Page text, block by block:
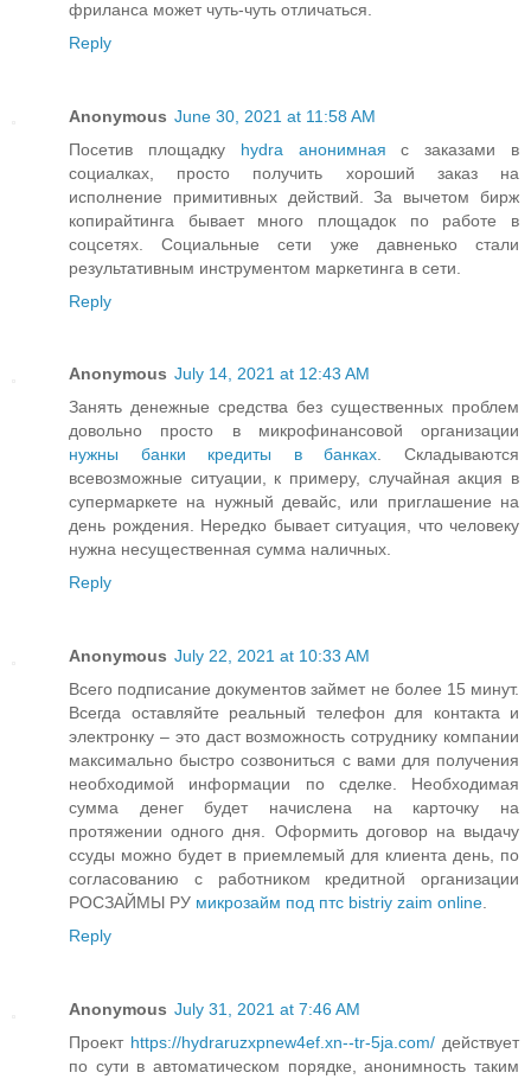
фриланса может чуть-чуть отличаться.
Reply
Anonymous June 30, 2021 at 11:58 AM
Посетив площадку hydra анонимная с заказами в
социалках, просто получить хороший заказ на
исполнение примитивных действий. За вычетом бирж
копирайтинга бывает много площадок по работе в
соцсетях. Социальные сети уже давненько стали
результативным инструментом маркетинга в сети.
Reply
Anonymous July 14, 2021 at 12:43 AM
Занять денежные средства без существенных проблем
довольно просто в микрофинансовой организации
нужны банки кредиты в банках. Складываются
всевозможные ситуации, к примеру, случайная акция в
супермаркете на нужный девайс, или приглашение на
день рождения. Нередко бывает ситуация, что человеку
нужна несущественная сумма наличных.
Reply
Anonymous July 22, 2021 at 10:33 AM
Всего подписание документов займет не более 15 минут.
Всегда оставляйте реальный телефон для контакта и
электронку – это даст возможность сотруднику компании
максимально быстро созвониться с вами для получения
необходимой информации по сделке. Необходимая
сумма денег будет начислена на карточку на
протяжении одного дня. Оформить договор на выдачу
ссуды можно будет в приемлемый для клиента день, по
согласованию с работником кредитной организации
РОСЗАЙМЫ РУ микрозайм под птс bistriy zaim online.
Reply
Anonymous July 31, 2021 at 7:46 AM
Проект https://hydraruzxpnew4ef.xn--tr-5ja.com/ действует
по сути в автоматическом порядке, анонимность таким